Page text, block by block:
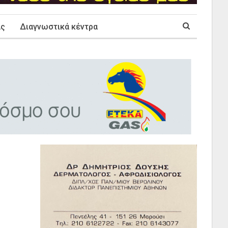
Διαγνωστικά κέντρα